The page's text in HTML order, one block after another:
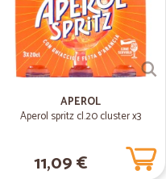
APEROL
Aperol spritz cl.20 cluster x3
11,09 €